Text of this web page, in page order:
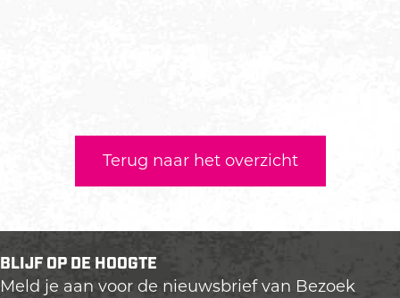
Terug naar het overzicht
BLIJF OP DE HOOGTE
Meld je aan voor de nieuwsbrief van Bezoek